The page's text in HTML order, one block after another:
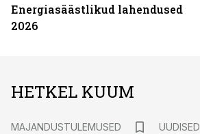
Energiasäästlikud lahendused
2026
HETKEL KUUM
MAJANDUSTULEMUSED
UUDISED